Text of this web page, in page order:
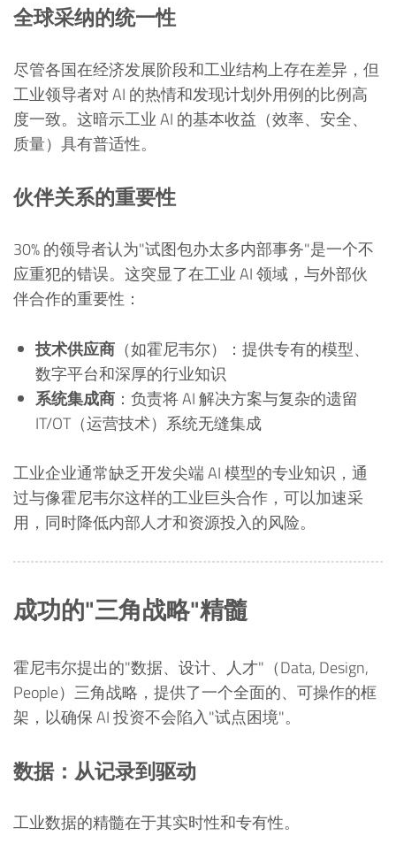
全球采纳的统一性
尽管各国在经济发展阶段和工业结构上存在差异，但
工业领导者对 AI 的热情和发现计划外用例的比例高
度一致。这暗示工业 AI 的基本收益（效率、安全、
质量）具有普适性。
伙伴关系的重要性
30% 的领导者认为"试图包办太多内部事务"是一个不
应重犯的错误。这突显了在工业 AI 领域，与外部伙
伴合作的重要性：
技术供应商 （如霍尼韦尔）：提供专有的模型、
数字平台和深厚的行业知识
系统集成商 ：负责将 AI 解决方案与复杂的遗留
IT/OT（运营技术）系统无缝集成
工业企业通常缺乏开发尖端 AI 模型的专业知识，通
过与像霍尼韦尔这样的工业巨头合作，可以加速采
用，同时降低内部人才和资源投入的风险。
成功的"三角战略"精髓
霍尼韦尔提出的"数据、设计、人才"（Data, Design,
People）三角战略，提供了一个全面的、可操作的框
架，以确保 AI 投资不会陷入"试点困境"。
数据：从记录到驱动
工业数据的精髓在于其实时性和专有性。